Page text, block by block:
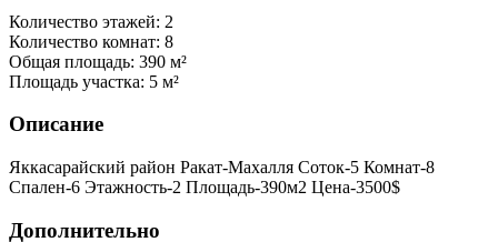
Количество этажей: 2
Количество комнат: 8
Общая площадь: 390 м²
Площадь участка: 5 м²
Описание
Яккасарайский район Ракат-Махалля Соток-5 Комнат-8
Спален-6 Этажность-2 Площадь-390м2 Цена-3500$
Дополнительно